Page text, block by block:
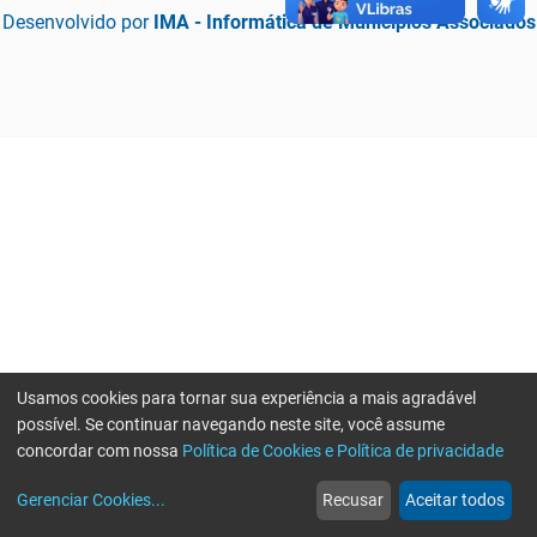
Desenvolvido por IMA - Informática de Municípios Associados
web
Notícias
more_horiz
Mais
Usamos cookies para tornar sua experiência a mais agradável
possível. Se continuar navegando neste site, você assume
concordar com nossa Política de Cookies e Política de privacidade
Gerenciar Cookies... Recusar Aceitar todos
Erro ao enviar informações, por favor tente novamente